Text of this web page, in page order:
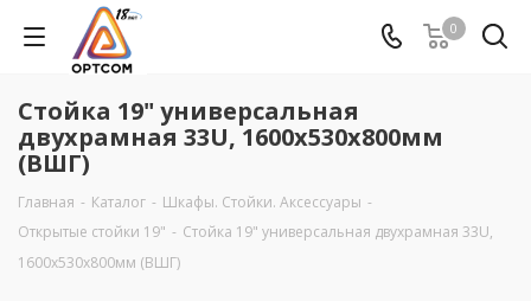
0
Стойка 19" универсальная
двухрамная 33U, 1600х530х800мм
(ВШГ)
Главная - Каталог - Шкафы. Стойки. Аксесcуары -
Открытые стойки 19" - Стойка 19" универсальная двухрамная 33U,
1600х530х800мм (ВШГ)